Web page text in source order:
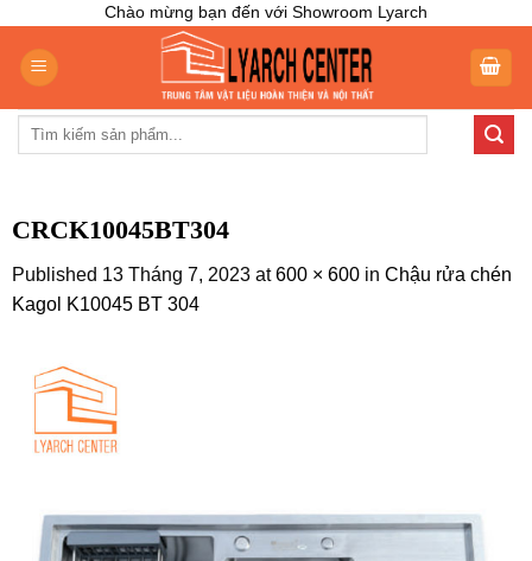
content
Chào mừng bạn đến với Showroom Lyarch
Tìm
CRCK10045BT304
Published 13 Tháng 7, 2023 at600 × 600 in Chậu rửa chén
Kagol K10045 BT 304